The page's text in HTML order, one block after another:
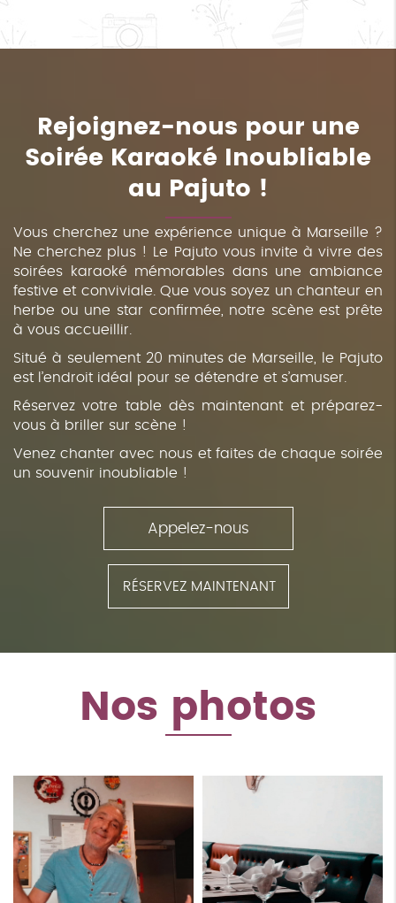
Rejoignez-nous pour une
Soirée Karaoké Inoubliable
au Pajuto !
Vous cherchez une expérience unique à Marseille ?
Ne cherchez plus ! Le Pajuto vous invite à vivre des
soirées karaoké mémorables dans une ambiance
festive et conviviale. Que vous soyez un chanteur en
herbe ou une star confirmée, notre scène est prête
à vous accueillir.
Situé à seulement 20 minutes de Marseille, le Pajuto
est l’endroit idéal pour se détendre et s’amuser.
Réservez votre table dès maintenant et préparez-
vous à briller sur scène !
Venez chanter avec nous et faites de chaque soirée
un souvenir inoubliable !
Appelez-nous
RÉSERVEZ MAINTENANT
Nos photos